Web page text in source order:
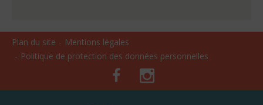
Plan du site
Mentions légales
Politique de protection des données personnelles
Facebook